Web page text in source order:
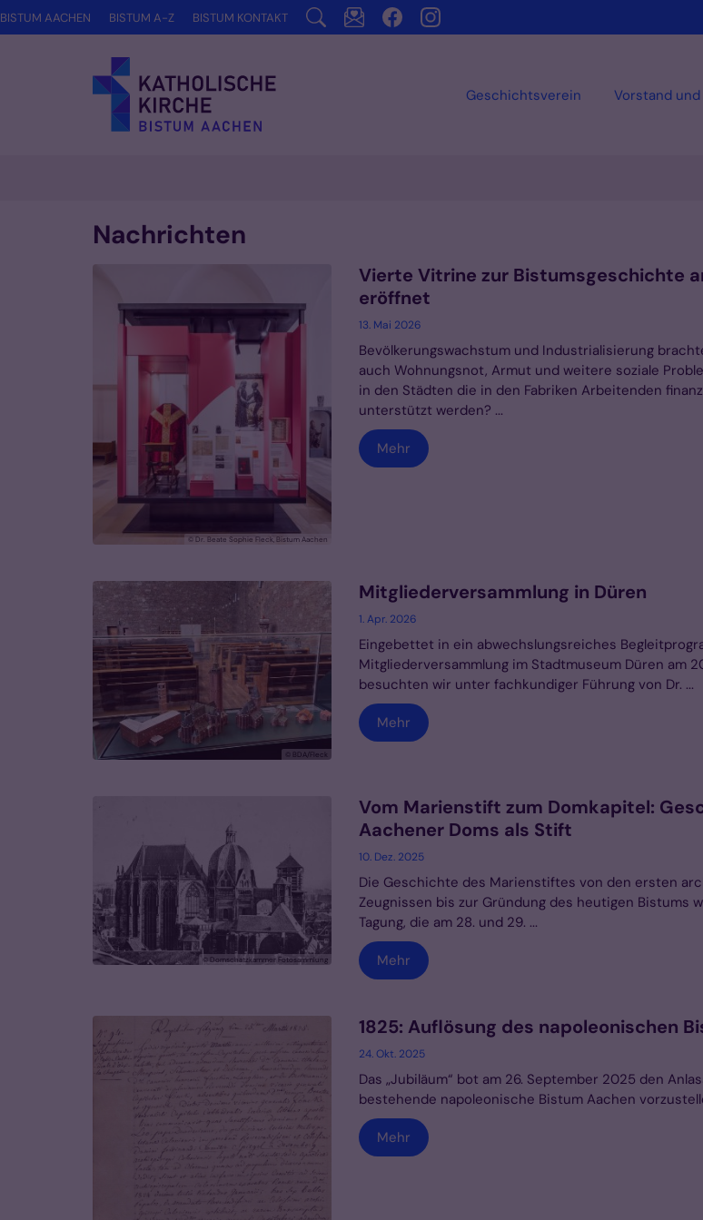
Zum Inhalt springen
Geschichtsverein Vorstand
BISTUM AACHEN BISTUM A-Z BISTUM KONTAKT
Nachrichten
© Dr. Beate Sophie Fleck, Bistum Aachen
Vierte Vitrine zur Bistumsgeschichte
eröffnet
13. Mai 2026
Bevölkerungswachstum und Industrialisierung
auch Wohnungsnot, Armut und weitere soziale
in den Städten die in den Fabriken Arbeitenden
unterstützt werden? ...
Mehr
© BDA/Fleck
Mitgliederversammlung in Düren
1. Apr. 2026
Eingebettet in ein abwechslungsreiches
Mitgliederversammlung im Stadtmuseum Düren am
besuchten wir unter fachkundiger Führung von Dr. ...
Mehr
© Domschatzkammer Fotosammlung
Vom Marienstift zum Domkapitel:
Aachener Doms als Stift
10. Dez. 2025
Die Geschichte des Marienstiftes von den ersten
Zeugnissen bis zur Gründung des heutigen Bistums
Tagung, die am 28. und 29. ...
Mehr
1825: Auflösung des napoleonischen
24. Okt. 2025
Das „Jubiläum“ bot am 26. September 2025 den
bestehende napoleonische Bistum Aachen
Mehr